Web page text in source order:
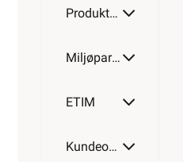
Produktdetaljer
Miljøparametere
ETIM
Kundeomtale